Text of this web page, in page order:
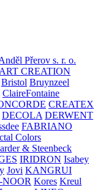
Přerov s. r. o.
ART CREATION
Bristol Bruynzeel
ClaireFontaine
CREATEX
DECOLA DERWENT
FABRIANO
Colors
& Steenbeck
IRIDRON Isabey
Jovi KANGRUI
Kores Kreul